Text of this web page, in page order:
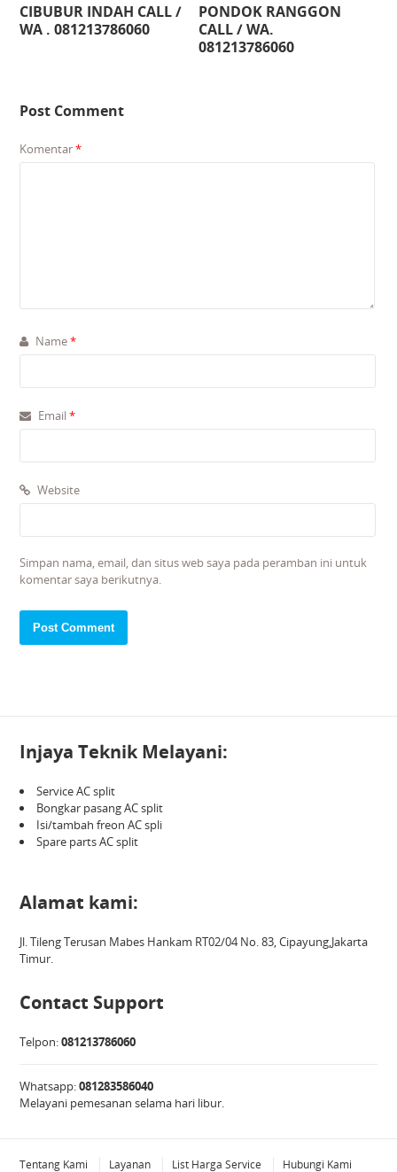
CIBUBUR INDAH CALL /
WA . 081213786060
PONDOK RANGGON
CALL / WA.
081213786060
Post Comment
Komentar*
Name*
Email*
Website
Simpan nama, email, dan situs web saya pada peramban ini untuk
komentar saya berikutnya.
Injaya Teknik Melayani:
Service AC split
Bongkar pasang AC split
Isi/tambah freon AC spli
Spare parts AC split
Alamat kami:
Jl. Tileng Terusan Mabes Hankam RT02/04 No. 83, Cipayung,Jakarta
Timur.
Contact Support
Telpon:081213786060
Whatsapp:081283586040
Melayani pemesanan selama hari libur.
Tentang Kami Layanan List Harga Service Hubungi Kami